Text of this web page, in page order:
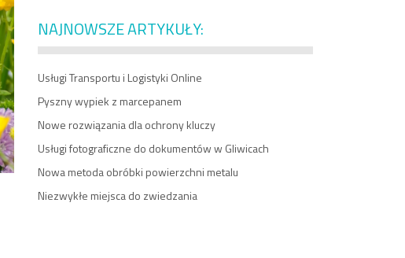
NAJNOWSZE ARTYKUŁY:
Usługi Transportu i Logistyki Online
Pyszny wypiek z marcepanem
Nowe rozwiązania dla ochrony kluczy
Usługi fotograficzne do dokumentów w Gliwicach
Nowa metoda obróbki powierzchni metalu
Niezwykłe miejsca do zwiedzania